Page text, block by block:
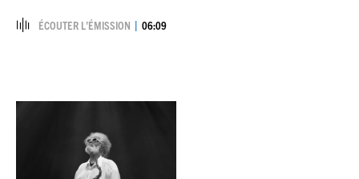
ÉCOUTER L’ÉMISSION 06:09